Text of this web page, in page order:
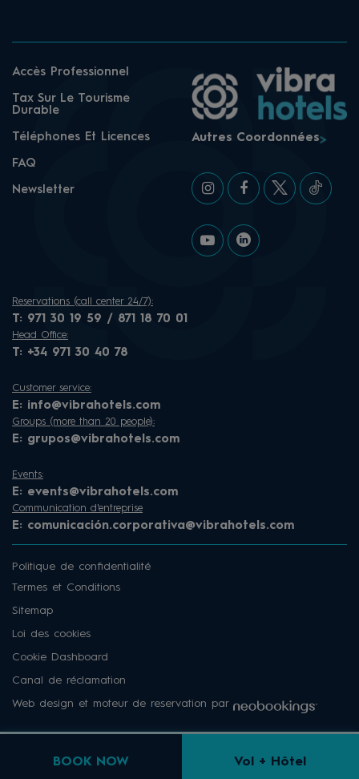
BOOK NOW Vol + Hôtel
Accès Professionnel
Tax Sur Le Tourisme
Durable
Téléphones Et Licences
FAQ
Newsletter
Autres Coordonnées
Reservations (call center 24/7):
T: 971 30 19 59 / 871 18 70 01
Head Office:
T: +34 971 30 40 78
Customer service:
E: info@vibrahotels.com
Groups (more than 20 people):
E: grupos@vibrahotels.com
Events:
E: events@vibrahotels.com
Communication d'entreprise
E: comunicación.corporativa@vibrahotels.com
Politique de confidentialité
Termes et Conditions
Sitemap
Loi des cookies
Cookie Dashboard
Canal de réclamation
Web design et moteur de reservation par